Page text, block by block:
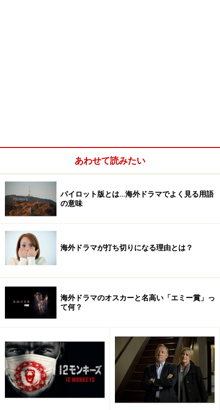
あわせて読みたい
パイロット版とは…海外ドラマでよく見る用語
の意味
海外ドラマが打ち切りになる理由とは？
海外ドラマのオスカーと名高い「エミー賞」っ
て何？